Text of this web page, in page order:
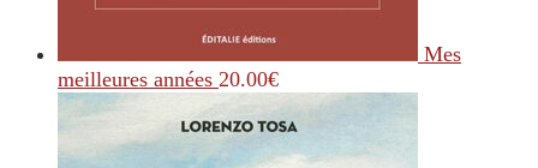
Mes
meilleures années 20.00€